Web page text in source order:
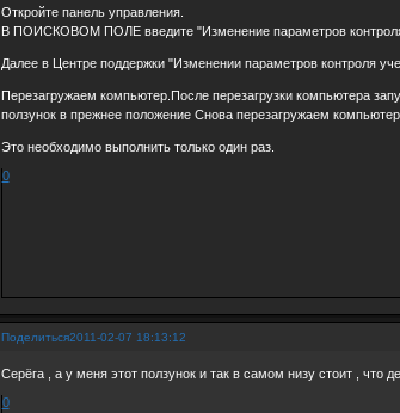
Откройте панель управления.
В ПОИСКОВОМ ПОЛЕ введите "Изменение параметров
Далее в Центре поддержки "Изменении параметров контроля
Перезагружаем компьютер.После перезагрузки компьютера
ползунок в прежнее положение Снова перезагружаем компьютер.
Это необходимо выполнить только один раз.
0
Поделиться2011-02-07 18:13:12
Серёга , а у меня этот ползунок и так в самом низу стоит , что
0